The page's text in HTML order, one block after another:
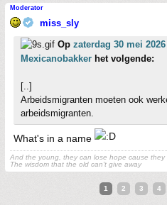
Moderator
miss_sly
Op zaterdag 30 mei 2026
Mexicanobakker het volgende:
[..]
Arbeidsmigranten moeten ook
arbeidsmigranten.
What's in a name
And the young, they can lose hope cause they
The wisdom that the old can't give away
1 2 3 4